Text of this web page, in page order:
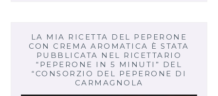
LA MIA RICETTA DEL PEPERONE
CON CREMA AROMATICA È STATA
PUBBLICATA NEL RICETTARIO
“PEPERONE IN 5 MINUTI” DEL
“CONSORZIO DEL PEPERONE DI
CARMAGNOLA